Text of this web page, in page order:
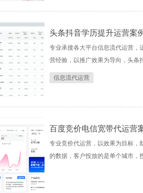
头条抖音学历提升运营案
专业承接各大平台信息流代运营，
营经验，以推广效果为导向，头条
信息流代运营
百度竞价电信宽带代运营
专业竞价代运营，以效果为目标，
的数据，客户投放的是单个城市，